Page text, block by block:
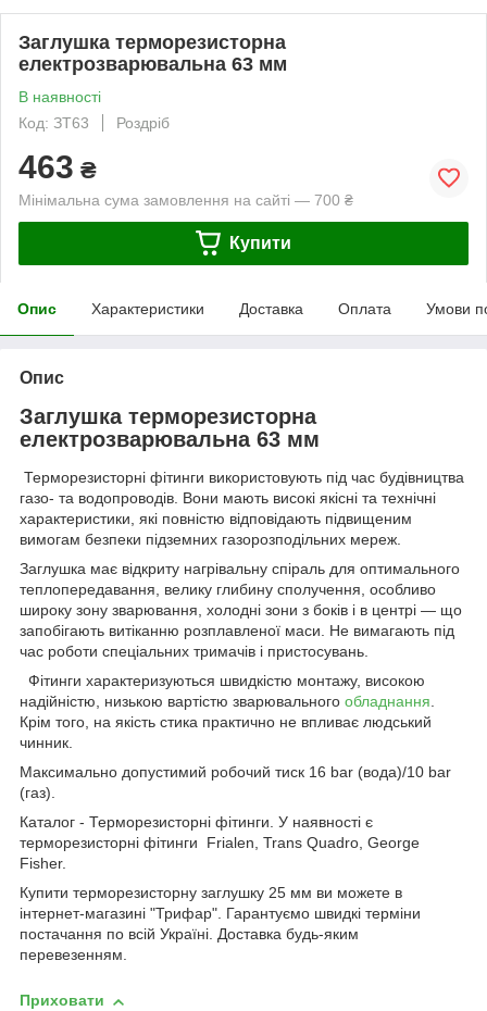
Заглушка терморезисторна
електрозварювальна 63 мм
В наявності
Код: ЗТ63
Роздріб
463 ₴
Мінімальна сума замовлення на сайті — 700 ₴
Купити
Опис Характеристики Доставка Оплата Умови
Опис
Заглушка терморезисторна
електрозварювальна 63 мм
Терморезисторні фітинги використовують під час будівництва
газо- та водопроводів. Вони мають високі якісні та технічні
характеристики, які повністю відповідають підвищеним
вимогам безпеки підземних газорозподільних мереж.
Заглушка має відкриту нагрівальну спіраль для оптимального
теплопередавання, велику глибину сполучення, особливо
широку зону зварювання, холодні зони з боків і в центрі — що
запобігають витіканню розплавленої маси. Не вимагають під
час роботи спеціальних тримачів і пристосувань.
Фітинги характеризуються швидкістю монтажу, високою
надійністю, низькою вартістю зварювального обладнання.
Крім того, на якість стика практично не впливає людський
чинник.
Максимально допустимий робочий тиск 16 bar (вода)/10 bar
(газ).
Каталог - Терморезисторні фітинги. У наявності є
терморезисторні фітинги Frialen, Trans Quadro, George
Fisher.
Купити терморезисторну заглушку 25 мм ви можете в
інтернет-магазині "Трифар". Гарантуємо швидкі терміни
постачання по всій Україні. Доставка будь-яким
перевезенням.
Приховати